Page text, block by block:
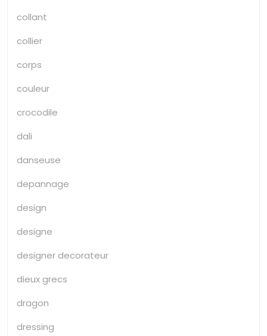
collant
collier
corps
couleur
crocodile
dali
danseuse
depannage
design
designe
designer decorateur
dieux grecs
dragon
dressing